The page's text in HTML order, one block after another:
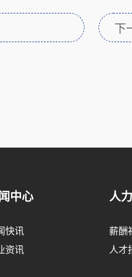
下
中心
快讯
资讯
人
薪酬
人才